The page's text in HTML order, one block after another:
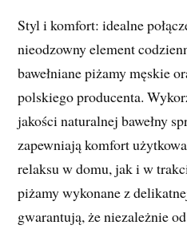
Styl i komfort: idealne
nieodzowny element
bawełniane piżamy męskie
polskiego producenta.
jakości naturalnej bawełny
zapewniają komfort
relaksu w domu, jak i w
piżamy wykonane z
gwarantują, że niezależnie